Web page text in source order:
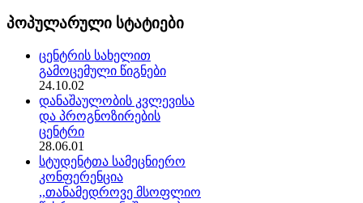
პოპულარული სტატიები
ცენტრის სახელით
გამოცემული წიგნები
24.10.02
დანაშაულობის კვლევისა
და პროგნოზირების
ცენტრი
28.06.01
სტუდენტთა სამეცნიერო
კონფერენცია
,,თანამედროვე მსოფლიო